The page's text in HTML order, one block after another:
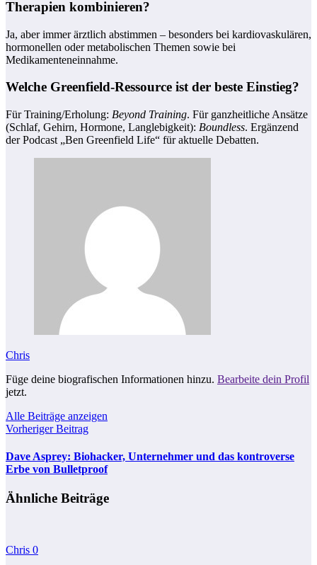
Therapien kombinieren?
Ja, aber immer ärztlich abstimmen – besonders bei kardiovaskulären,
hormonellen oder metabolischen Themen sowie bei
Medikamenteneinnahme.
Welche Greenfield-Ressource ist der beste Einstieg?
Für Training/Erholung: Beyond Training. Für ganzheitliche Ansätze
(Schlaf, Gehirn, Hormone, Langlebigkeit): Boundless. Ergänzend
der Podcast „Ben Greenfield Life“ für aktuelle Debatten.
Chris
Füge deine biografischen Informationen hinzu. Bearbeite dein Profil
jetzt.
Alle Beiträge anzeigen
Vorheriger Beitrag
Dave Asprey: Biohacker, Unternehmer und das kontroverse
Erbe von Bulletproof
Ähnliche Beiträge
Chris 0